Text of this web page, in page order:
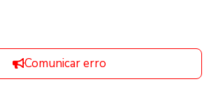
Comunicar erro